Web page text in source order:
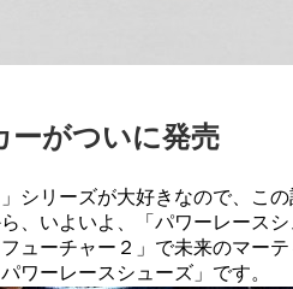
ーがついに発売
シリーズが大好きなので、こ
、いよいよ、「パワーレース
ューチャー２」で未来のマー
ワーレースシューズ」です。